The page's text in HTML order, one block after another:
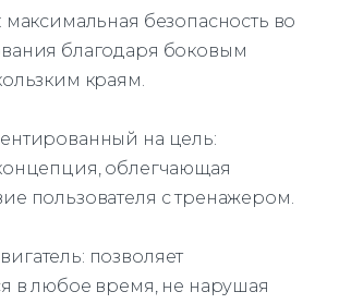
максимальная безопасность во
благодаря боковым
краям.
на цель:
облегчающая
пользователя с тренажером.
позволяет
в любое время, не нарушая